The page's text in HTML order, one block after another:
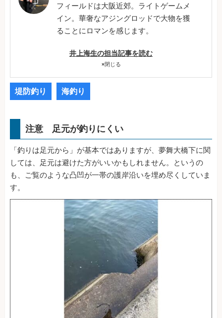
フィールドは大阪近郊。ライトゲームメ
イン。華奢なアジングロッドで大物を獲
ることにロマンを感じます。
井上海生の担当記事を読む
×閉じる
堤防釣り 海釣り
注意 足元が釣りにくい
「釣りは足元から」が基本ではありますが、夢舞大橋下に関
しては、足元は避けた方がいいかもしれません。というの
も、ご覧のような凸凹が一帯の護岸沿いを埋め尽くしていま
す。